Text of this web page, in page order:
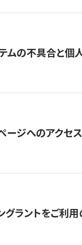
ムの不具合と
ージへのアクセ
グラントをご利